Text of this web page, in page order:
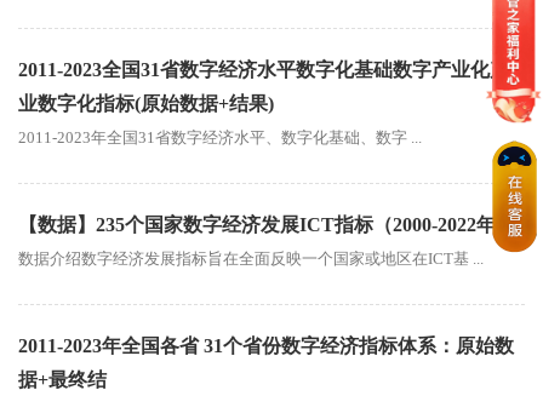
2011-2023全国31省数字经济水平数字化基础数字产业化产
业数字化指标(原始数据+结果)
2011-2023年全国31省数字经济水平、数字化基础、数字 ...
【数据】235个国家数字经济发展ICT指标（2000-2022年）
数据介绍数字经济发展指标旨在全面反映一个国家或地区在ICT基 ...
2011-2023年全国各省 31个省份数字经济指标体系：原始数
据+最终结